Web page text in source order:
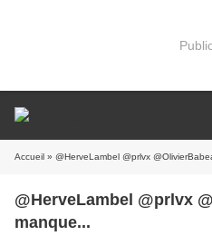
Accueil » @HerveLambel @prlvx
@HerveLambel @prlvx
manque...